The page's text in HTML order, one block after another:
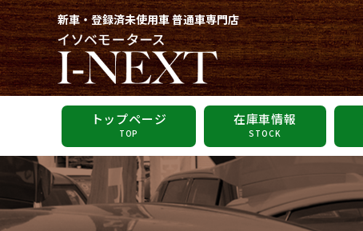
新車・登録済未使用車 普通車専門店
トップページ
TOP
在庫車情報
STOCK